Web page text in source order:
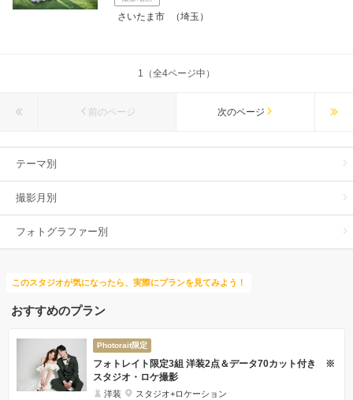
さいたま市 （埼玉）
1（全4ページ中）
前のページ 次のページ
テーマ別
撮影月別
フォトグラファー別
このスタジオが気になったら、実際にプランを見てみよう！
おすすめのプラン
Photorait限定
フォトレイト限定3組 洋装2点＆データ70カット付き ※
スタジオ・ロケ撮影
洋装 スタジオ+ロケーション